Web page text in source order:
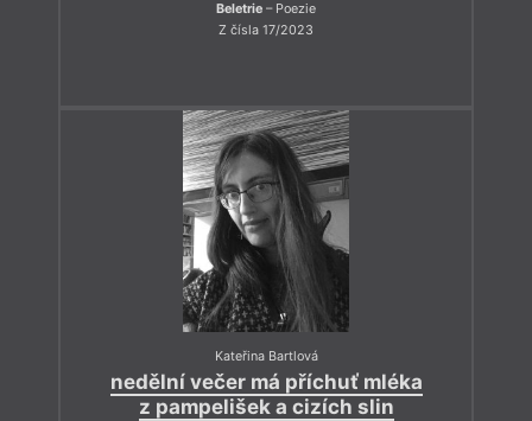
Beletrie – Poezie
Z čísla 17/2023
Kateřina Bartlová
nedělní večer má příchuť mléka
z pampelišek a cizích slin